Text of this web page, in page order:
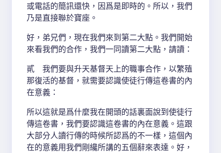
或電話的簡訊還快，因爲是即時的。所以，我們
乃是直接聯於寶座。
好，弟兄們，現在我們來到第二大點。我們開始
來看我們的合作，我們一同讀第二大點，請讀：
貳 我們要與升天基督天上的職事合作，以繁殖
那復活的基督，就需要認識使徒行傳這卷書的內
在意義：
所以這就是爲什麼我在開頭的話裏面說到使徒行
傳這卷書，我們要認識這卷書的內在意義。這跟
大部分人讀行傳的時候所認爲的不一樣，這個內
在的意義用我們剛纔所講的五個辭來表達。好，